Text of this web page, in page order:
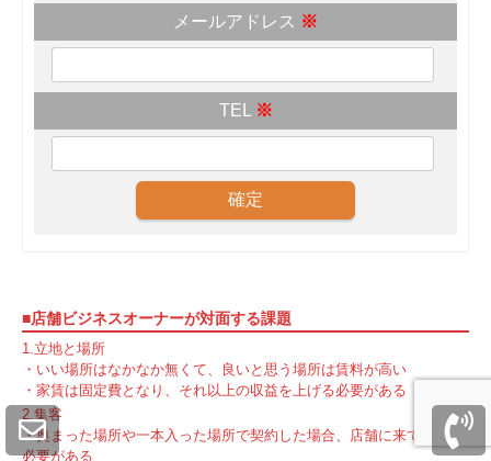
メールアドレス ※
TEL ※
■店舗ビジネスオーナーが対面する課題
1.立地と場所
・いい場所はなかなか無くて、良いと思う場所は賃料が高い
・家賃は固定費となり、それ以上の収益を上げる必要がある
2.集客
・奥まった場所や一本入った場所で契約した場合、店舗に来てもらう
必要がある